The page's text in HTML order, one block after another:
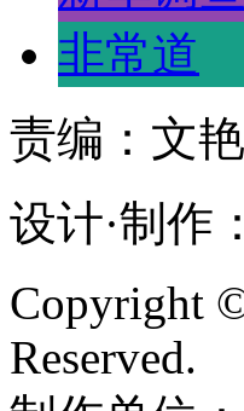
非常道
责编：文
设计·制作
Copyright
Reserved.